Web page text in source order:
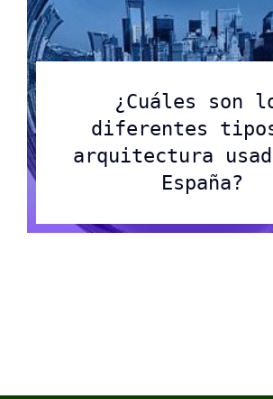
¿Cuáles son
diferentes
arquitectura
España?